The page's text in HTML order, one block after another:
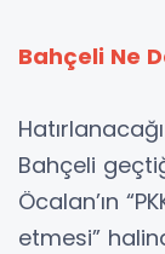
Bahçeli Ne
Bahçeli
Öcalan’ın
etmesi”